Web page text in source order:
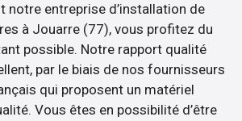
notre entreprise d’installation de
à Jouarre (77), vous profitez du
possible. Notre rapport qualité
par le biais de nos fournisseurs
qui proposent un matériel
Vous êtes en possibilité d’être